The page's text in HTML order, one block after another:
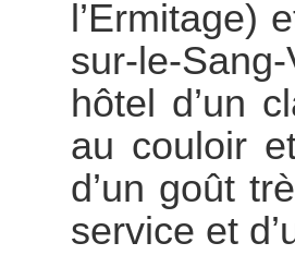
l’Ermitage)
sur-le-
hôtel d’un
au couloir
d’un goût
service et